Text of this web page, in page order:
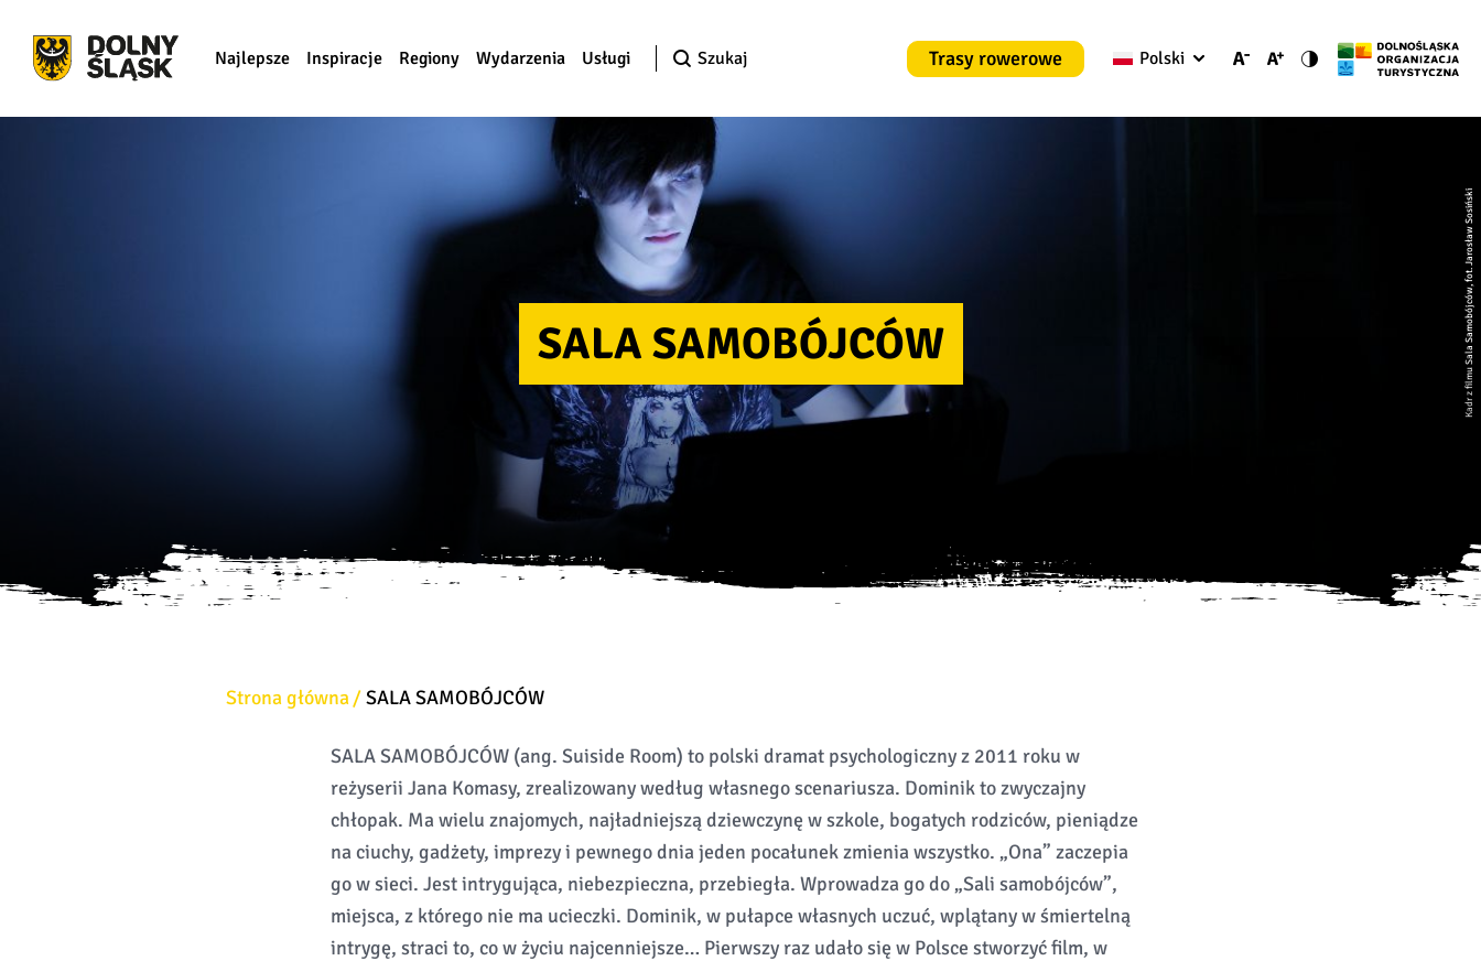
Najlepsze Inspiracje Regiony Wydarzenia Usługi Szukaj Trasy rowerowe Polski
Kadr z filmu Sala Samobójców, fot. Jarosław Sosiński
SALA SAMOBÓJCÓW
Strona główna SALA SAMOBÓJCÓW
SALA SAMOBÓJCÓW (ang. Suiside Room) to polski dramat psychologiczny z 2011 roku w
reżyserii Jana Komasy, zrealizowany według własnego scenariusza. Dominik to zwyczajny
chłopak. Ma wielu znajomych, najładniejszą dziewczynę w szkole, bogatych rodziców, pieniądze
na ciuchy, gadżety, imprezy i pewnego dnia jeden pocałunek zmienia wszystko. „Ona” zaczepia
go w sieci. Jest intrygująca, niebezpieczna, przebiegła. Wprowadza go do „Sali samobójców”,
miejsca, z którego nie ma ucieczki. Dominik, w pułapce własnych uczuć, wplątany w śmiertelną
intrygę, straci to, co w życiu najcenniejsze… Pierwszy raz udało się w Polsce stworzyć film, w